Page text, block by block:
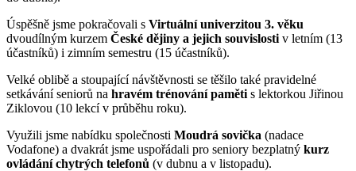
Úspěšně jsme pokračovali s Virtuální univerzitou 3. věku
dvoudílným kurzem České dějiny a jejich souvislosti v letním (13
účastníků) i zimním semestru (15 účastníků).
Velké oblibě a stoupající návštěvnosti se těšilo také pravidelné
setkávání seniorů na hravém trénování paměti s lektorkou Jiřinou
Ziklovou (10 lekcí v průběhu roku).
Využili jsme nabídku společnosti Moudrá sovička (nadace
Vodafone) a dvakrát jsme uspořádali pro seniory bezplatný kurz
ovládání chytrých telefonů (v dubnu a v listopadu).